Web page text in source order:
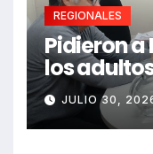
REGIONALES
Pidieron a
los
JULIO 30,